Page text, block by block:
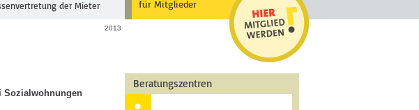
der Mieter
für Mitglieder
2013
Sozialwohnungen
Beratungszentren